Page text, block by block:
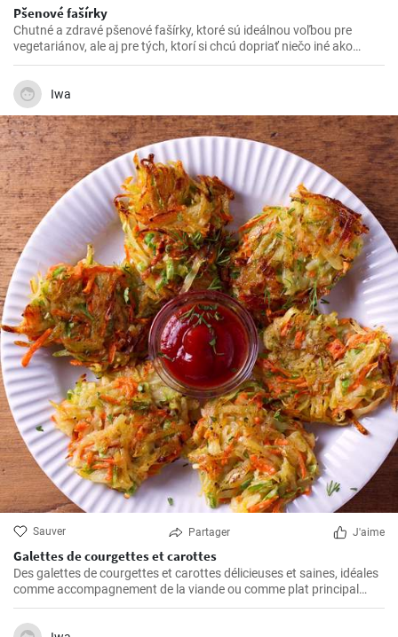
Pšenové fašírky
Chutné a zdravé pšenové fašírky, ktoré sú ideálnou voľbou pre
vegetariánov, ale aj pre tých, ktorí si chcú dopriať niečo iné ako
klasické mäsové fašírky.
Iwa
Sauver Partager J'aime
Galettes de courgettes et carottes
Des galettes de courgettes et carottes délicieuses et saines, idéales
comme accompagnement de la viande ou comme plat principal
avec une salade. La préparation est simple et rapide.